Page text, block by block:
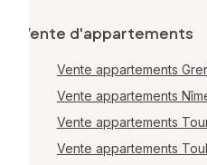
Vente d'appartements
Vente appartements
Vente appartements
Vente appartements
Vente appartements